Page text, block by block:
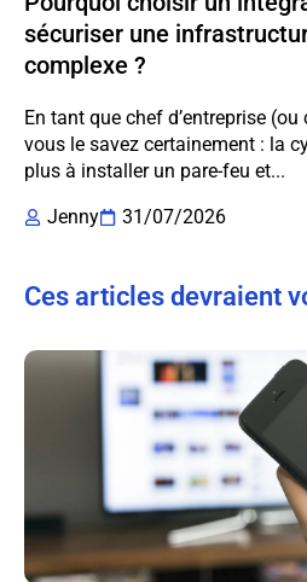
sécuriser une
complexe ?
En tant que chef d’entreprise
vous le savez certainement : la
plus à installer un pare-feu et...
Jenny
31/07/2026
Ces articles devraient